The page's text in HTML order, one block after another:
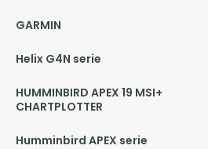
GARMIN
Helix G4N serie
HUMMINBIRD APEX 19 MSI+
CHARTPLOTTER
Humminbird APEX serie